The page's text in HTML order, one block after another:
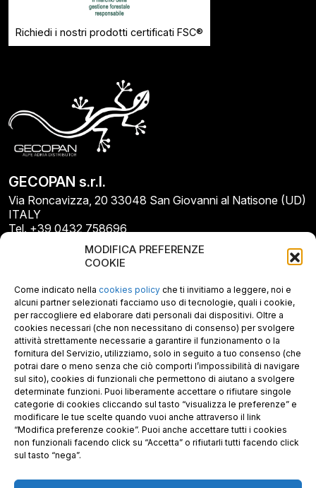
MODIFICA PREFERENZE
COOKIE
Come indicato nella cookies policy che ti invitiamo a leggere, noi e
alcuni partner selezionati facciamo uso di tecnologie, quali i cookie,
per raccogliere ed elaborare dati personali dai dispositivi. Oltre a
cookies necessari (che non necessitano di consenso) per svolgere
attività strettamente necessarie a garantire il funzionamento o la
fornitura del Servizio, utilizziamo, solo in seguito a tuo consenso (che
potrai dare o meno senza che ciò comporti l’impossibilità di navigare
sul sito), cookies di funzionali che permettono di aiutano a svolgere
determinate funzioni. Puoi liberamente accettare o rifiutare singole
categorie di cookies cliccando sul tasto “visualizza le preferenze” e
modificare le tue scelte quando vuoi anche attraverso il link
“Modifica preferenze cookie”. Puoi anche accettare tutti i cookies
non funzionali facendo click su “Accetta” o rifiutarli tutti facendo click
sul tasto “nega”.
Richiedi i nostri prodotti certificati FSC®
GECOPAN s.r.l.
Via Roncavizza, 20 33048 San Giovanni al Natisone (UD)
ITALY
Tel. +39 0432 758696
E-mail: info@gecopan.it
E-mail PEC: gecopan@pec.it
P.I. E C.F. 02487660306
N. REA UD 264834
Capitale sociale € 30.000